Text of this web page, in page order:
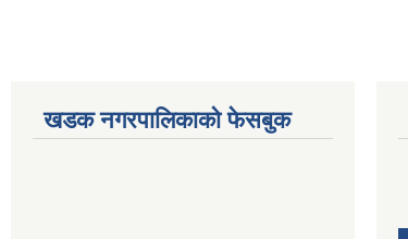
खडक नगरपालिकाको फेसबुक